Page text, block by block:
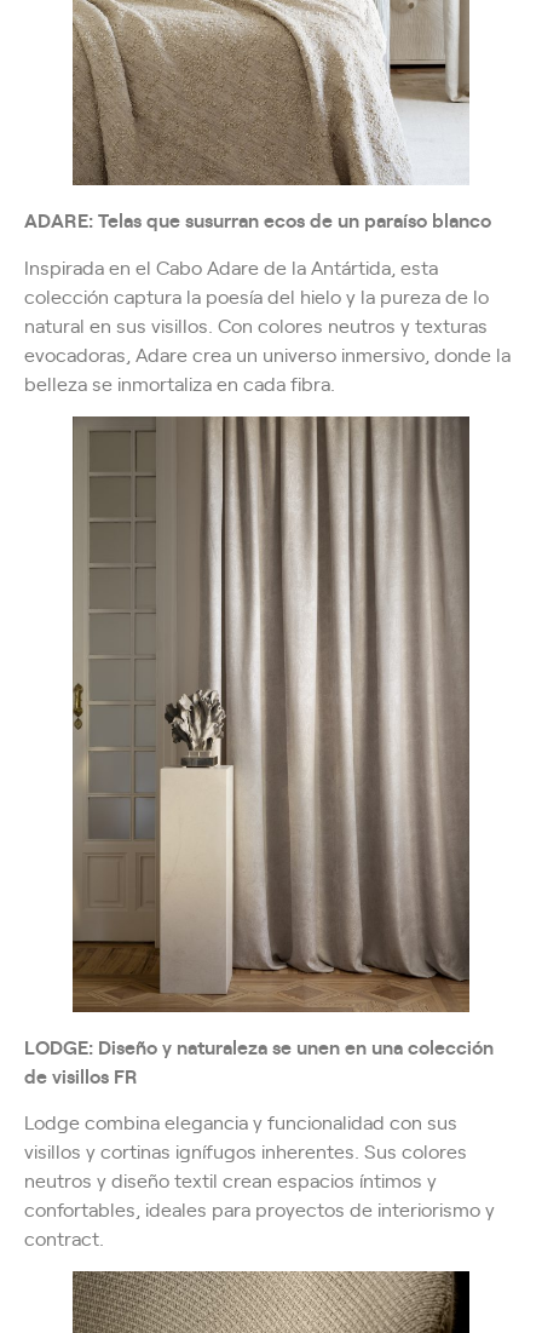
ADARE: Telas que susurran ecos de un paraíso blanco
Inspirada en el Cabo Adare de la Antártida, esta
colección captura la poesía del hielo y la pureza de lo
natural en sus visillos. Con colores neutros y texturas
evocadoras, Adare crea un universo inmersivo, donde la
belleza se inmortaliza en cada fibra.
LODGE: Diseño y naturaleza se unen en una colección
de visillos FR
Lodge combina elegancia y funcionalidad con sus
visillos y cortinas ignífugos inherentes. Sus colores
neutros y diseño textil crean espacios íntimos y
confortables, ideales para proyectos de interiorismo y
contract.